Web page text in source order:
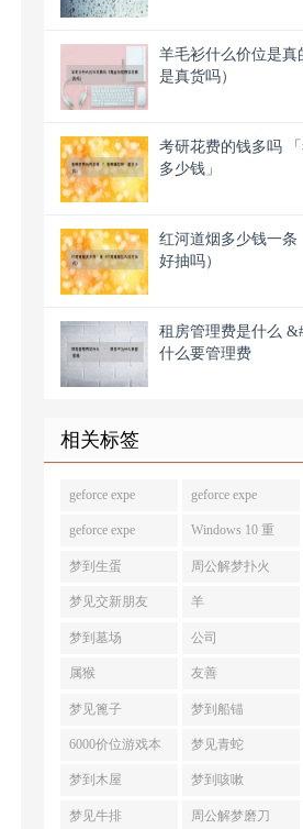
羊毛衫什么价位是真
是真货吗）
考研花费的钱多吗
多少钱」
红河道烟多少钱一条
好抽吗）
租房管理费是什么
什么要管理费
相关标签
geforce expe geforce expe
geforce expe Windows 10 重
梦到生蛋 周公解梦扑火
梦见交新朋友 羊
梦到墓场 公司
属猴 友善
梦见篦子 梦到船锚
6000价位游戏本 梦见青蛇
梦到木屋 梦到咳嗽
梦见牛排 周公解梦磨刀